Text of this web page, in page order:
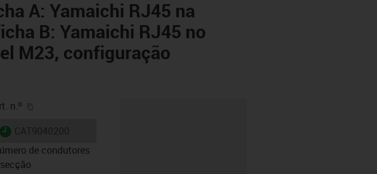
A: Yamaichi RJ45 na
B: Yamaichi RJ45 no
M23, configuração
n.º
igus-icon-lieferzeit
de condutores